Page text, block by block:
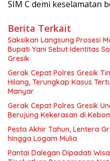
SIM C demi keselamatan
Berita Terkait
Saksikan Langsung Prosesi
Bupati Yani Sebut Identitas
Gresik
Gerak Cepat Polres Gresik
Hilang, Terungkap Kasus
Manyar
Gerak Cepat Polres Gresik
Berujung Kekerasan di
Pesta Akhir Tahun, Lentera
hingga Logam Mulia
Pantai Dalegan Dipadati